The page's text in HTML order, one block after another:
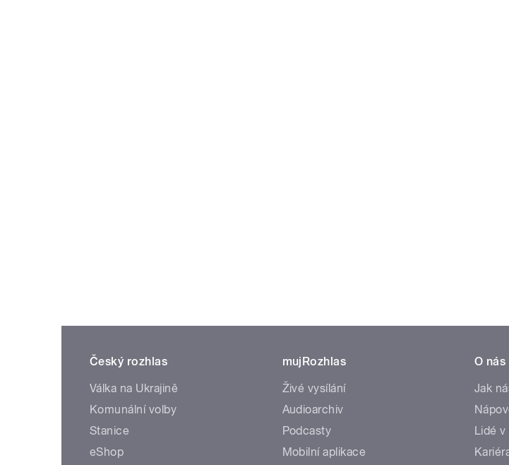
Český rozhlas
Válka na Ukrajině
Komunální volby
Stanice
eShop
mujRozhlas
Živé vysílání
Audioarchiv
Podcasty
Mobilní aplikace
O nás
Jak
Lidé v